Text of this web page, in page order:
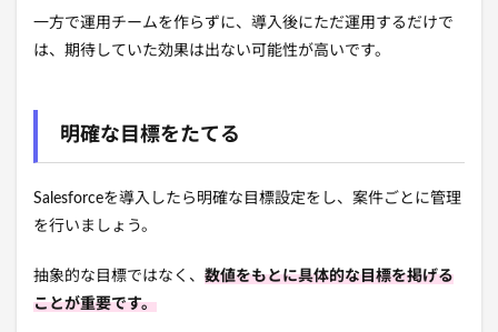
一方で運用チームを作らずに、導入後にただ運用するだけで
は、期待していた効果は出ない可能性が高いです。
明確な目標をたてる
Salesforceを導入したら明確な目標設定をし、案件ごとに管理
を行いましょう。
抽象的な目標ではなく、 数値をもとに具体的な目標を掲げる
ことが重要です。